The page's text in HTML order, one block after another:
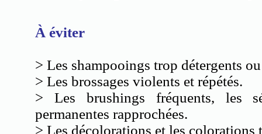
À éviter
> Les shampooings trop détergents
> Les brossages violents et répétés.
> Les brushings fréquents, les
permanentes rapprochées.
> Les décolorations et les colorations